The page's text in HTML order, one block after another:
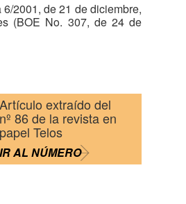
2001, de 21 de diciembre,
(BOE No. 307, de 24 de
Artículo extraído del
nº 86 de la revista en
papel Telos
IR AL NÚMERO